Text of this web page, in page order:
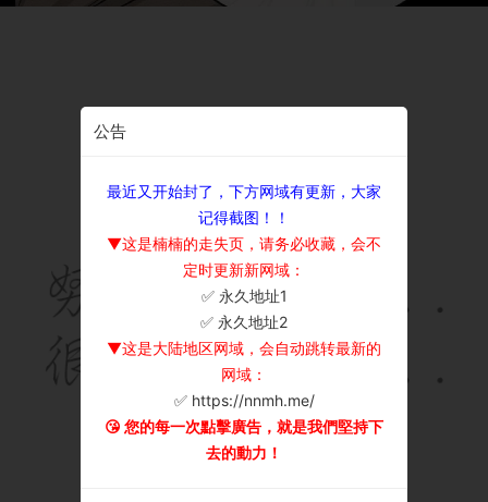
公告
最近又开始封了，下方网域有更新，大家
记得截图！！
▼这是楠楠的走失页，请务必收藏，会不
定时更新新网域：
✅ 永久地址1
✅ 永久地址2
▼这是大陆地区网域，会自动跳转最新的
网域：
✅ https://nnmh.me/
😘 您的每一次點擊廣告，就是我們堅持下
去的動力！